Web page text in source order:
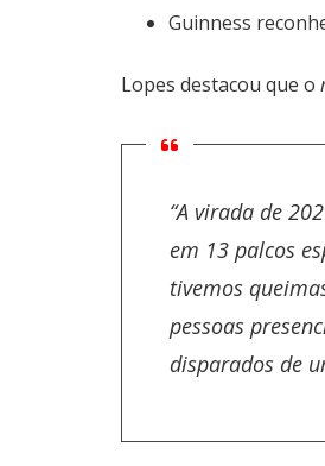
Guinness
Lopes destacou que o
“A virada de
em 13 palcos
tivemos
pessoas
disparados de